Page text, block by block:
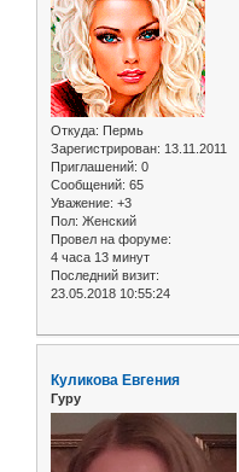
Откуда: Пермь
Зарегистрирован: 13.11.2011
Приглашений: 0
Сообщений: 65
Уважение: +3
Пол: Женский
Провел на форуме:
4 часа 13 минут
Последний визит:
23.05.2018 10:55:24
Куликова Евгения
Гуру